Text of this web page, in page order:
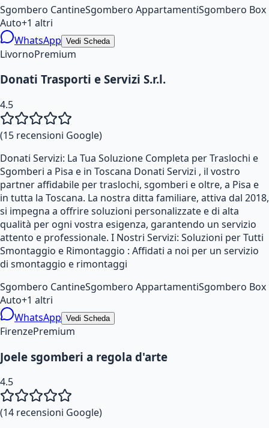
Sgombero CantineSgombero AppartamentiSgombero Box
Auto+1 altri
WhatsApp Vedi Scheda
LivornoPremium
Donati Trasporti e Servizi S.r.l.
4.5
(15 recensioni Google)
Donati Servizi: La Tua Soluzione Completa per Traslochi e
Sgomberi a Pisa e in Toscana Donati Servizi , il vostro
partner affidabile per traslochi, sgomberi e oltre, a Pisa e
in tutta la Toscana. La nostra ditta familiare, attiva dal 2018,
si impegna a offrire soluzioni personalizzate e di alta
qualità per ogni vostra esigenza, garantendo un servizio
attento e professionale. I Nostri Servizi: Soluzioni per Tutti
Smontaggio e Rimontaggio : Affidati a noi per un servizio
di smontaggio e rimontaggi
Sgombero CantineSgombero AppartamentiSgombero Box
Auto+1 altri
WhatsApp Vedi Scheda
FirenzePremium
Joele sgomberi a regola d'arte
4.5
(14 recensioni Google)